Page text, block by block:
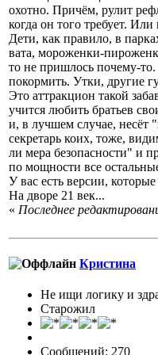
охотно. Причём, рулит
когда он того требует. Или
Дети, как правило, в
вата, мороженки-
то не пришлось почему-то.
покормить. Утки, другие
Это аттракцион такой
учится любить братьев
и, в лучшем случае, несёт
секретарь коих, тоже,
ли мера безопасности" и
по мощности все
У вас есть версии,
На дворе 21 век...
« Последнее
Кристина
Не ищи логику и
Старожил
Сообщений: 270